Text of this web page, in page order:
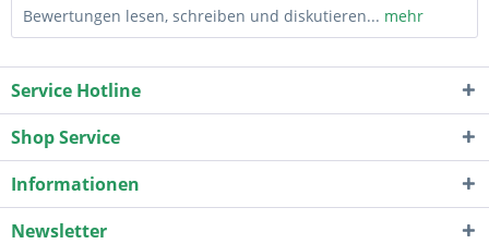
Bewertungen lesen, schreiben und diskutieren... mehr
Service Hotline
Shop Service
Informationen
Newsletter